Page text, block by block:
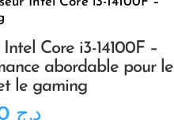
Intel Core i3-14100F –
abordable pour le
le gaming
د.ج 18.990,00